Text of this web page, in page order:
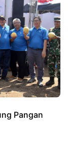
Pangan